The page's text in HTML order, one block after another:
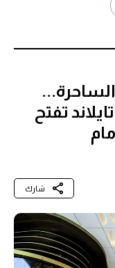
تفتح
شارك